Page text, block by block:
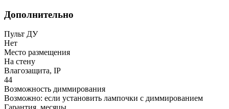
Дополнительно
Пульт ДУ
Нет
Место размещения
На стену
Влагозащита, IP
44
Возможность диммирования
Возможно: если установить лампочки с диммированием